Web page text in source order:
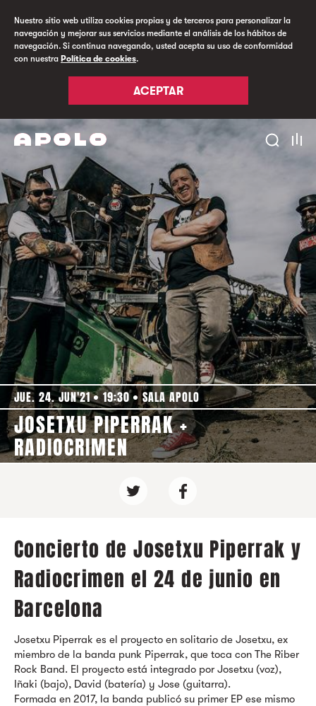
Nuestro sitio web utiliza cookies propias y de terceros para personalizar la
navegación y mejorar sus servicios mediante el análisis de los hábitos de
navegación. Si continua navegando, usted acepta su uso de conformidad
con nuestra Política de cookies.
ACEPTAR
JUE. 24. JUN'21 19:30 SALA APOLO
JOSETXU PIPERRAK +
RADIOCRIMEN
Concierto de Josetxu Piperrak y
Radiocrimen el 24 de junio en
Barcelona
Josetxu Piperrak es el proyecto en solitario de Josetxu, ex
miembro de la banda punk Piperrak, que toca con The Riber
Rock Band. El proyecto está integrado por Josetxu (voz),
Iñaki (bajo), David (batería) y Jose (guitarra).
Formada en 2017, la banda publicó su primer EP ese mismo